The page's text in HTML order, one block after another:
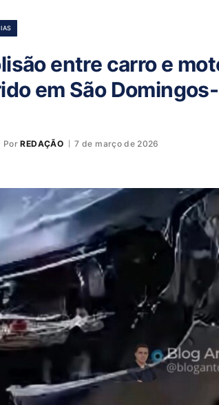
entre carro e
em São
Por REDAÇÃO 7 de março de 2026